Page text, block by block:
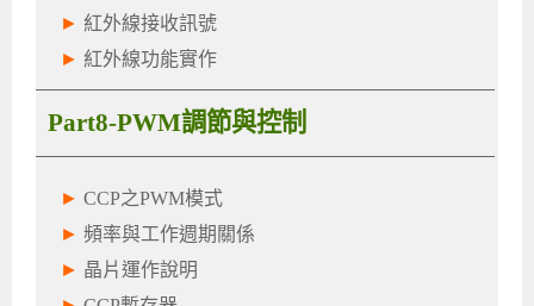
► 紅外線接收訊號
► 紅外線功能實作
Part8-PWM調節與控制
► CCP之PWM模式
► 頻率與工作週期關係
► 晶片運作說明